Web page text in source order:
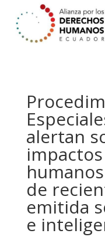
alertan
de
emitida
e